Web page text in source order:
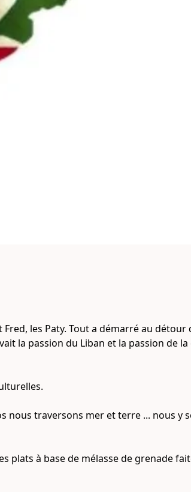
les Paty. Tout a démarré au détour
la passion du Liban et la passion de
traversons mer et terre ... nous y
plats à base de mélasse de grenade